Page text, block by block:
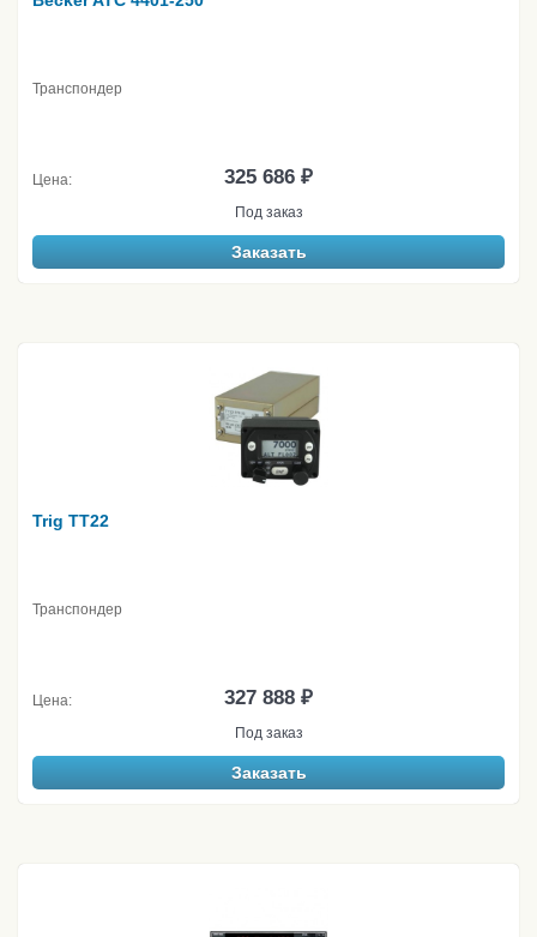
Транспондер
Цена: 325 686 ₽
Под заказ
Заказать
Trig TT22
Транспондер
Цена: 327 888 ₽
Под заказ
Заказать